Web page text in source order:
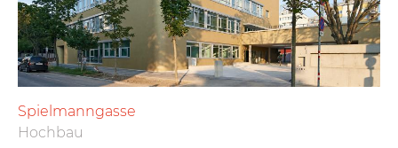
Spielmanngasse
Hochbau